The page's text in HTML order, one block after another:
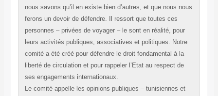
nous savons qu’il en existe bien d’autres, et que nous nous
ferons un devoir de défendre. Il ressort que toutes ces
personnes – privées de voyager – le sont en réalité, pour
leurs activités publiques, associatives et politiques. Notre
comité a été créé pour défendre le droit fondamental à la
liberté de circulation et pour rappeler l’Etat au respect de
ses engagements internationaux.
Le comité appelle les opinions publiques – tunisiennes et